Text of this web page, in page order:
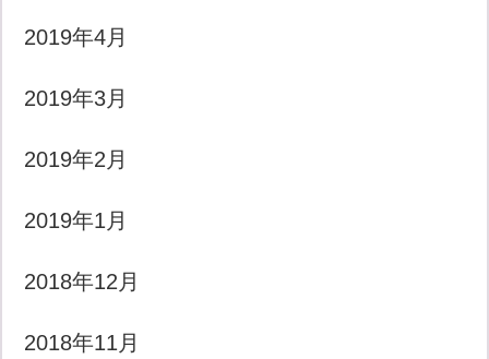
2019年4月
2019年3月
2019年2月
2019年1月
2018年12月
2018年11月